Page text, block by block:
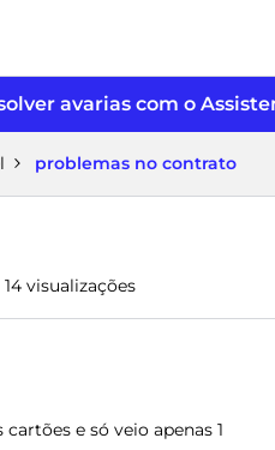
avarias com o
problemas no contrato
14 visualizações
e só veio apenas 1